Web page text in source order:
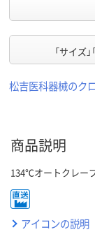
「サイズ
松吉医科器械のク
商品説明
134℃オートクレー
アイコンの説明